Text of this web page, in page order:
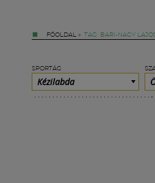
FŐOLDAL » TAG: BARI-NAGY
SPORTÁG
Kézilabda